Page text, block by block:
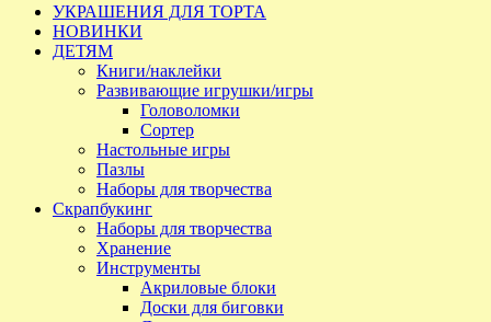
УКРАШЕНИЯ ДЛЯ ТОРТА
НОВИНКИ
ДЕТЯМ
Книги/наклейки
Развивающие игрушки/игры
Головоломки
Сортер
Настольные игры
Пазлы
Наборы для творчества
Скрапбукинг
Наборы для творчества
Хранение
Инструменты
Акриловые блоки
Доски для биговки